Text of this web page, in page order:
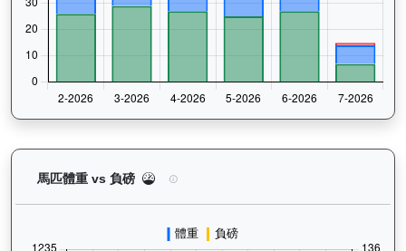
馬匹體重 vs 負磅 長勝金剛（K266）— 馬匹體重與負磅